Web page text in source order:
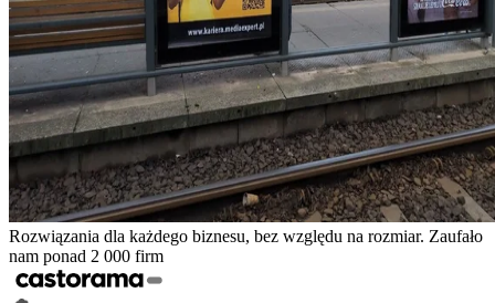
Rozwiązania dla każdego biznesu, bez względu na rozmiar. Zaufało
nam ponad 2 000 firm